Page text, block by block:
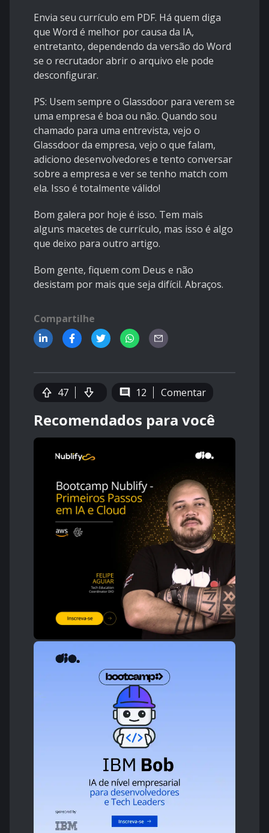
Envia seu currículo em PDF. Há quem diga
que Word é melhor por causa da IA,
entretanto, dependendo da versão do Word
se o recrutador abrir o arquivo ele pode
desconfigurar.
PS: Usem sempre o Glassdoor para verem se
uma empresa é boa ou não. Quando sou
chamado para uma entrevista, vejo o
Glassdoor da empresa, vejo o que falam,
adiciono desenvolvedores e tento conversar
sobre a empresa e ver se tenho match com
ela. Isso é totalmente válido!
Bom galera por hoje é isso. Tem mais
alguns macetes de currículo, mas isso é algo
que deixo para outro artigo.
Bom gente, fiquem com Deus e não
desistam por mais que seja difícil. Abraços.
Compartilhe
47 12 Comentar
Recomendados para você